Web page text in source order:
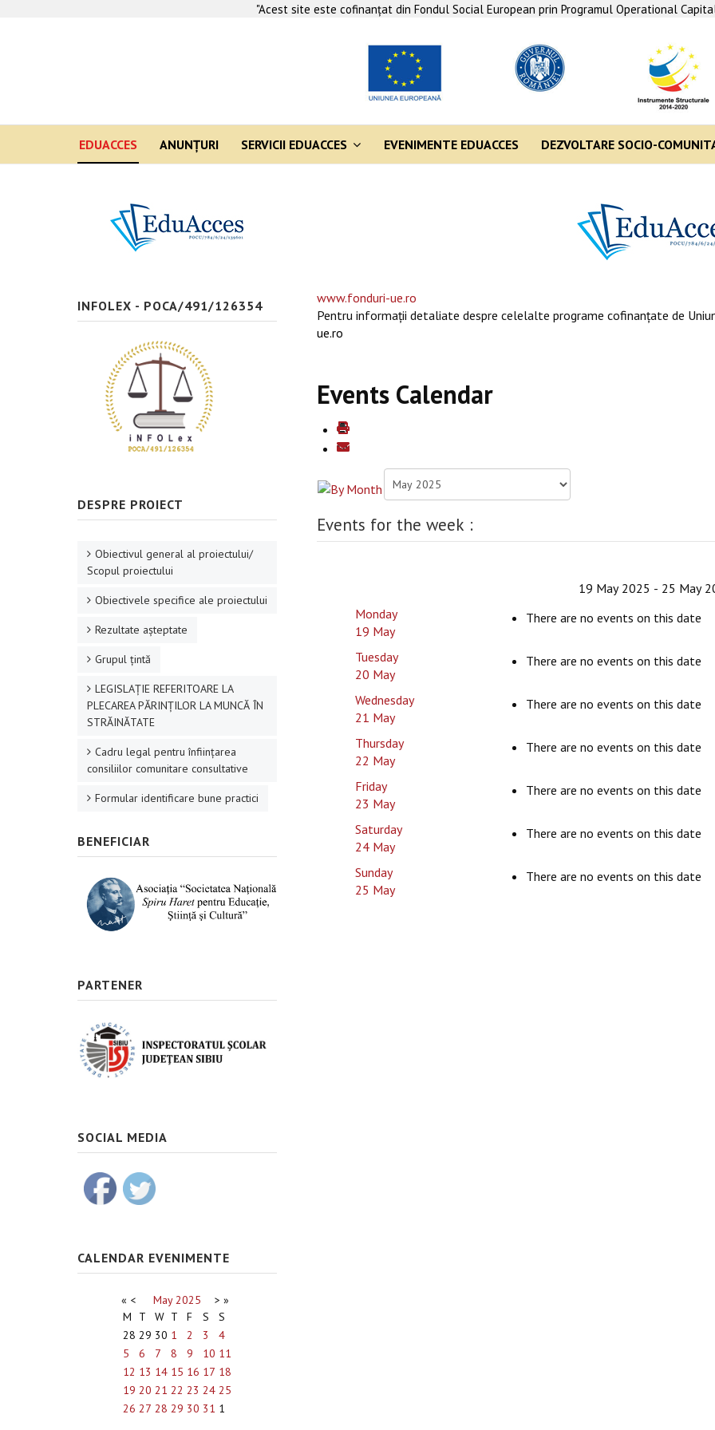
"Acest site este cofinanţat din Fondul Social European prin Programul Operational
EDUACCES ANUNŢURI SERVICII EDUACCES EVENIMENTE EDUACCES DEZVOLTARE SOCIO-
www.fonduri-ue.ro
Pentru informaţii detaliate despre celelalte programe cofinanţate de
ue.ro
Events Calendar
Events for the week :
19 May 2025 - 25 May
Monday
19 May
There are no events on this date
Tuesday
20 May
There are no events on this date
Wednesday
21 May
There are no events on this date
Thursday
22 May
There are no events on this date
Friday
23 May
There are no events on this date
Saturday
24 May
There are no events on this date
Sunday
25 May
There are no events on this date
INFOLEX - POCA/491/126354
DESPRE PROIECT
Obiectivul general al proiectului/
Scopul proiectului
Obiectivele specifice ale proiectului
Rezultate aşteptate
Grupul ţintă
LEGISLAȚIE REFERITOARE LA
PLECAREA PĂRINȚILOR LA MUNCĂ ÎN
STRĂINĂTATE
Cadru legal pentru înființarea
consiliilor comunitare consultative
Formular identificare bune practici
BENEFICIAR
PARTENER
SOCIAL MEDIA
CALENDAR EVENIMENTE
« < May 2025 > »
M
T W T F S
S
28 29 30 1 2 3
4
5
6 7 8 9 10 11
12 13 14 15 16 17 18
19 20 21 22 23 24 25
26 27 28 29 30 31 1